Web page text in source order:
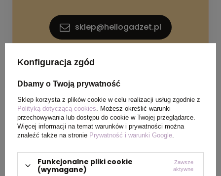
sklep@hellogadzet.pl
+48 733 367 006
SPECYFIKACJA PRODUKTU
Materiał
Konfiguracja zgód
Dbamy o Twoją prywatność
Sklep korzysta z plików cookie w celu realizacji usług zgodnie z
Polityką dotyczącą cookies . Możesz określić warunki
przechowywania lub dostępu do cookie w Twojej przeglądarce.
Więcej informacji na temat warunków i prywatności można
znaleźć także na stronie Prywatność i warunki Google
Funkcjonalne pliki cookie
(wymagane)
Zawsze
aktywne